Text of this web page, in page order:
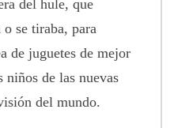
del hule, que
se tiraba, para
de juguetes de mejor
niños de las nuevas
del mundo.